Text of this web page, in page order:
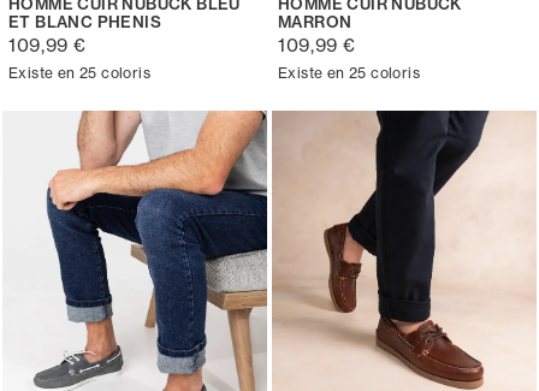
ET BLANC PHENIS
109,99 €
Existe en 25 coloris
MARRON
109,99 €
Existe en 25 coloris